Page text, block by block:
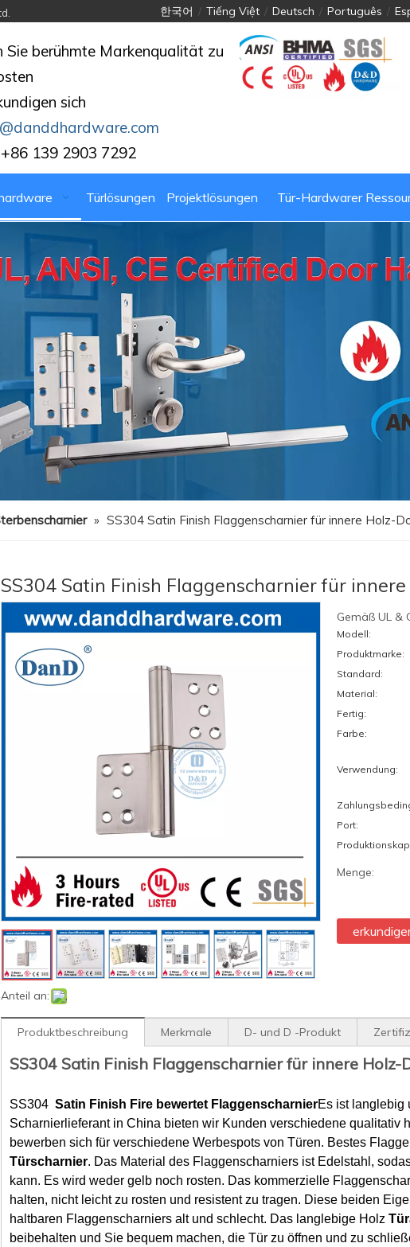
한국어 / Tiếng Việt / Deutsch / Português /
Sie berühmte Markenqualität zu
sich
139 2903 7292
Türlösungen Projektlösungen Tür-Hardwarer
» SS304 Satin Finish Flaggenscharnier für innere Holz-
SS304 Satin Finish Flaggenscharnier für
Anteil an:
Gemäß UL
Modell:
Produktmarke:
Standard:
Material:
Fertig:
Farbe:
Verwendung:
Port:
Menge:
Produktbeschreibung Merkmale D- und D -Produkt
SS304 Satin Finish Flaggenscharnier für innere Holz-
SS304 Satin Finish Fire bewertet FlaggenscharnierEs ist langlebig
Scharnierlieferant in China bieten wir Kunden verschiedene qualitativ
bewerben sich für verschiedene Werbespots von Türen. Bestes
Türscharnier. Das Material des Flaggenscharniers ist Edelstahl,
kann. Es wird weder gelb noch rosten. Das kommerzielle
halten, nicht leicht zu rosten und resistent zu tragen. Diese beiden
haltbaren Flaggenscharniers alt und schlecht. Das langlebige Holz
beibehalten und Sie bequem machen, die Tür zu öffnen und zu